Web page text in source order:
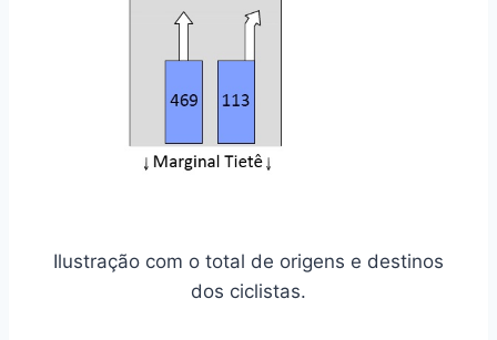
Ilustração com o total de origens e destinos
dos ciclistas.